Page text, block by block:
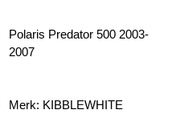
Polaris Predator 500 2003-
2007
Merk: KIBBLEWHITE